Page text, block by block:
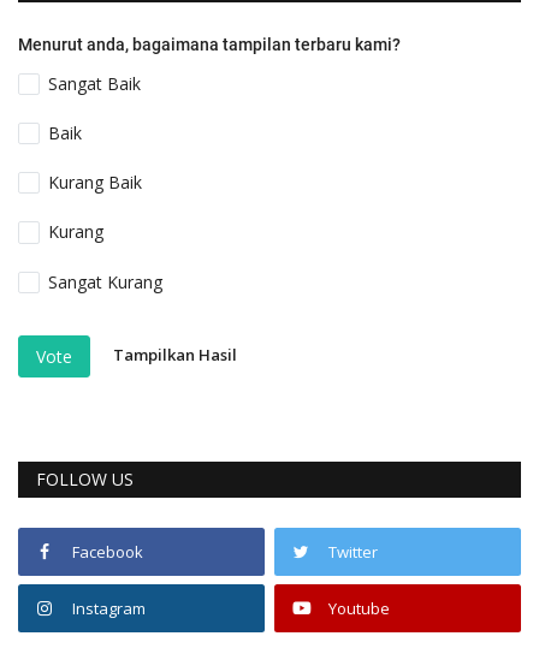
Menurut anda, bagaimana tampilan terbaru kami?
Sangat Baik
Baik
Kurang Baik
Kurang
Sangat Kurang
Vote Tampilkan Hasil
FOLLOW US
Facebook Twitter
Instagram Youtube